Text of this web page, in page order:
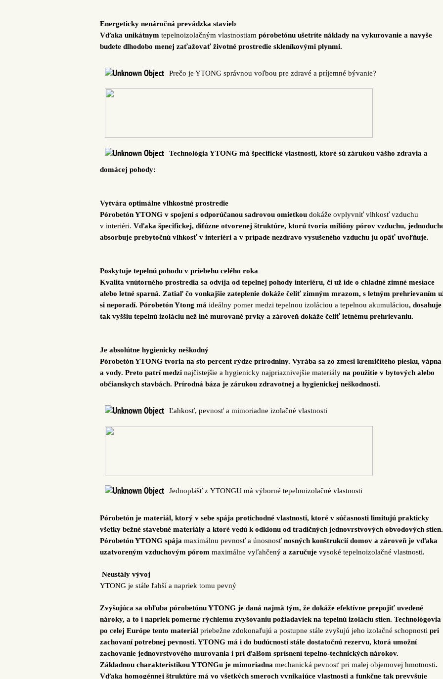
Energeticky nenáročná prevádzka stavieb
Vďaka unikátnym tepelnoizolačným vlastnostiam pórobetónu ušetríte náklady na vykurovanie a navyše
budete dlhodobo menej zaťažovať životné prostredie skleníkovými plynmi.
Prečo je YTONG správnou voľbou pre zdravé a príjemné bývanie?
Technológia YTONG má špecifické vlastnosti, ktoré sú zárukou vášho zdravia a
domácej pohody:
Vytvára optimálne vlhkostné prostredie
Pórobetón YTONG v spojení s odporúčanou sadrovou omietkou dokáže ovplyvniť vlhkosť vzduchu
v interiéri. Vďaka špecifickej, difúzne otvorenej štruktúre, ktorú tvoria milióny pórov vzduchu,
absorbuje prebytočnú vlhkosť v interiéri a v prípade nezdravo vysušeného vzduchu ju opäť uvoľňuje.
Poskytuje tepelnú pohodu v priebehu celého roka
Kvalita vnútorného prostredia sa odvíja od tepelnej pohody interiéru, či už ide o chladné zimné mesiace
alebo letné sparná. Zatiaľ čo vonkajšie zateplenie dokáže čeliť zimným mrazom, s letným prehrievaním
si neporadí. Pórobetón Ytong má ideálny pomer medzi tepelnou izoláciou a tepelnou akumuláciou, dosahuje
tak vyššiu tepelnú izoláciu než iné murované prvky a zároveň dokáže čeliť letnému prehrievaniu.
Je absolútne hygienicky neškodný
Pórobetón YTONG tvoria na sto percent rýdze prírodniny. Vyrába sa zo zmesi kremičitého piesku, vápna
a vody. Preto patrí medzi najčistejšie a hygienicky najpriaznivejšie materiály na použitie v bytových alebo
občianskych stavbách. Prírodná báza je zárukou zdravotnej a hygienickej neškodnosti.
Ľahkosť, pevnosť a mimoriadne izolačné vlastnosti
Jednoplášť z YTONGU má výborné tepelnoizolačné vlastnosti
Pórobetón je materiál, ktorý v sebe spája protichodné vlastnosti, ktoré v súčasnosti limitujú prakticky
všetky bežné stavebné materiály a ktoré vedú k odklonu od tradičných jednovrstvových obvodových stien.
Pórobetón YTONG spája maximálnu pevnosť a únosnosť nosných konštrukcií domov a zároveň je vďaka
uzatvoreným vzduchovým pórom maximálne vyľahčený a zaručuje vysoké tepelnoizolačné vlastnosti.
Neustály vývoj
YTONG je stále ľahší a napriek tomu pevný
Zvyšujúca sa obľuba pórobetónu YTONG je daná najmä tým, že dokáže efektívne prepojiť uvedené
nároky, a to i napriek pomerne rýchlemu zvyšovaniu požiadaviek na tepelnú izoláciu stien. Technológovia
po celej Európe tento materiál priebežne zdokonaľujú a postupne stále zvyšujú jeho izolačné schopnosti pri
zachovaní potrebnej pevnosti. YTONG má i do budúcnosti stále dostatočnú rezervu, ktorá umožní
zachovanie jednovrstvového murovania i pri ďalšom sprísnení tepelno-technických nárokov.
Základnou charakteristikou YTONGu je mimoriadna mechanická pevnosť pri malej objemovej hmotnosti.
Vďaka homogénnej štruktúre má vo všetkých smeroch vynikajúce vlastnosti a funkčne tak prevyšuje